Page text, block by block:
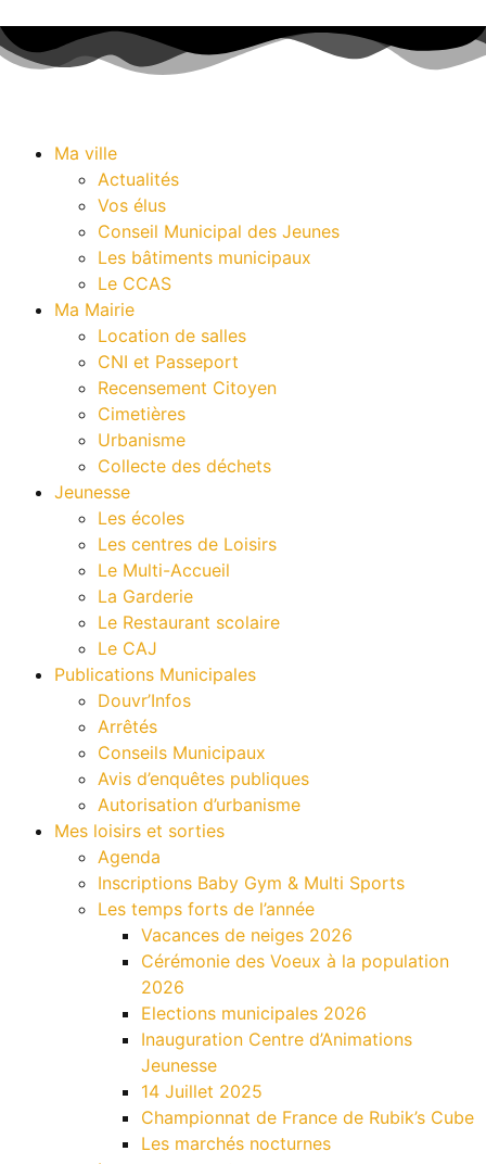
Ma ville
Actualités
Vos élus
Conseil Municipal des Jeunes
Les bâtiments municipaux
Le CCAS
Ma Mairie
Location de salles
CNI et Passeport
Recensement Citoyen
Cimetières
Urbanisme
Collecte des déchets
Jeunesse
Les écoles
Les centres de Loisirs
Le Multi-Accueil
La Garderie
Le Restaurant scolaire
Le CAJ
Publications Municipales
Douvr’Infos
Arrêtés
Conseils Municipaux
Avis d’enquêtes publiques
Autorisation d’urbanisme
Mes loisirs et sorties
Agenda
Inscriptions Baby Gym & Multi Sports
Les temps forts de l’année
Vacances de neiges 2026
Cérémonie des Voeux à la population
2026
Elections municipales 2026
Inauguration Centre d’Animations
Jeunesse
14 Juillet 2025
Championnat de France de Rubik’s Cube
Les marchés nocturnes